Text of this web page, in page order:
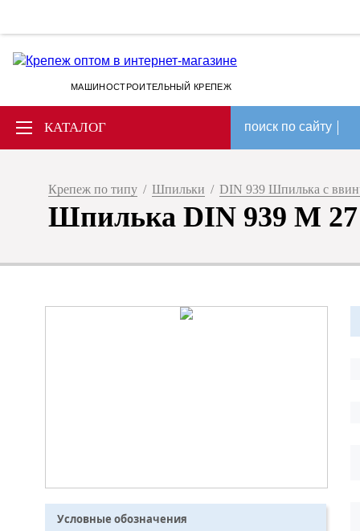
МАШИНОСТРОИТЕЛЬНЫЙ КРЕПЕЖ
КАТАЛОГ поиск по сайту
Крепеж по типу / Шпильки / DIN 939 Шпилька с
Шпилька DIN 939 M 27
Условные обозначения